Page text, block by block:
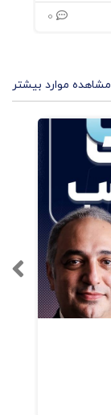
مشاهده موارد بیشتر